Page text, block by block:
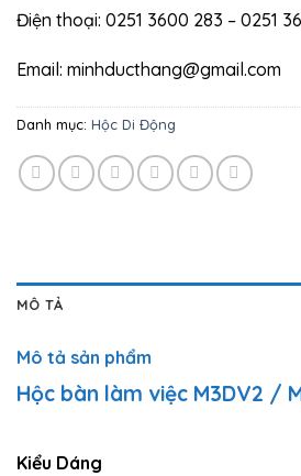
Điện thoại: 0251 3600 283 – 0251
Email: minhducthang@gmail.com
Danh mục: Hộc Di Động
MÔ TẢ
Mô tả sản phẩm
Hộc bàn làm việc M3DV2 /
Kiểu Dáng